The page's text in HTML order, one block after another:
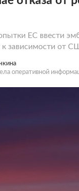
ЕС ввести
к зависимости от
оперативной